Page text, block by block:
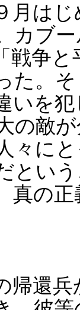
はじ
カブ
戦争
た。
いを
の敵
々に
とい
真の
還兵